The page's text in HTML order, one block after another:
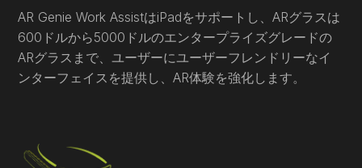
AR Genie Work AssistはiPadをサポートし、ARグラスは
600ドルから5000ドルのエンタープライズグレードの
ARグラスまで、ユーザーにユーザーフレンドリーなイ
ンターフェイスを提供し、AR体験を強化します。